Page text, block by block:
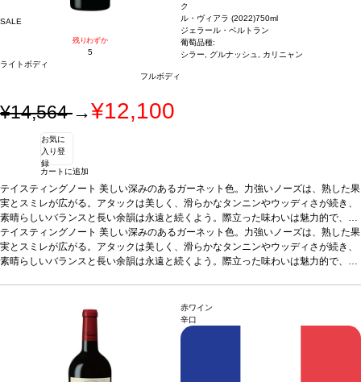
SALE
残りわずか
5
ライトボディ
フルボディ
ク
ル・ヴィアラ (2022)750ml
ジェラール・ベルトラン
葡萄品種:
シラー, グルナッシュ, カリニャン
¥14,564→¥12,100
お気に
入り登
録
カートに追加
テイスティングノート 美しい深みのあるガーネット色。力強いノーズは、熟した果
実とスミレが広がる。アタックは美しく、滑らかなタンニンやウッディさが続き、
素晴らしいバランスと長い余韻は永遠と続くよう。際立った味わいは魅力的で、長
い熟成のポテンシャルを予感させる。合う料理グリルした赤肉料理、狩猟肉、上
質なチーズなどと好相性葡萄品種シラー、グルナッシュ、カリニャン*本ヴィンテ
ージが在庫切れの場合、在庫があり価格が同様の場合は自動的に次のヴィンテージ
テイスティングノート 美しい深みのあるガーネット色。力強いノーズは、熟した果
実とスミレが広がる。アタックは美しく、滑らかなタンニンやウッディさが続き、
素晴らしいバランスと長い余韻は永遠と続くよう。際立った味わいは魅力的で、長
ージが在庫切れの場合、在庫があり価格が同様の場合は自動的に次のヴィンテージ
に変更されます、ご了承ください。
赤ワイン
辛口